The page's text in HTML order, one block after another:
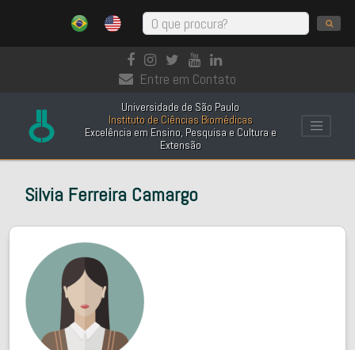
Entre em Contato
Universidade de São Paulo
Instituto de Ciências Biomédicas
Excelência em Ensino, Pesquisa e Cultura e
Extensão
Silvia Ferreira Camargo